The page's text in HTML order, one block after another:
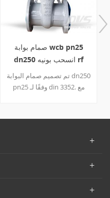
صمام بوابة wcb pn25
dn250 انسحب بونيه rf
تم تصميم صمام البوابة dn250
pn25 وفقًا لـ din 3352. مع
بمسامير ، ونير خارجي وعجلة